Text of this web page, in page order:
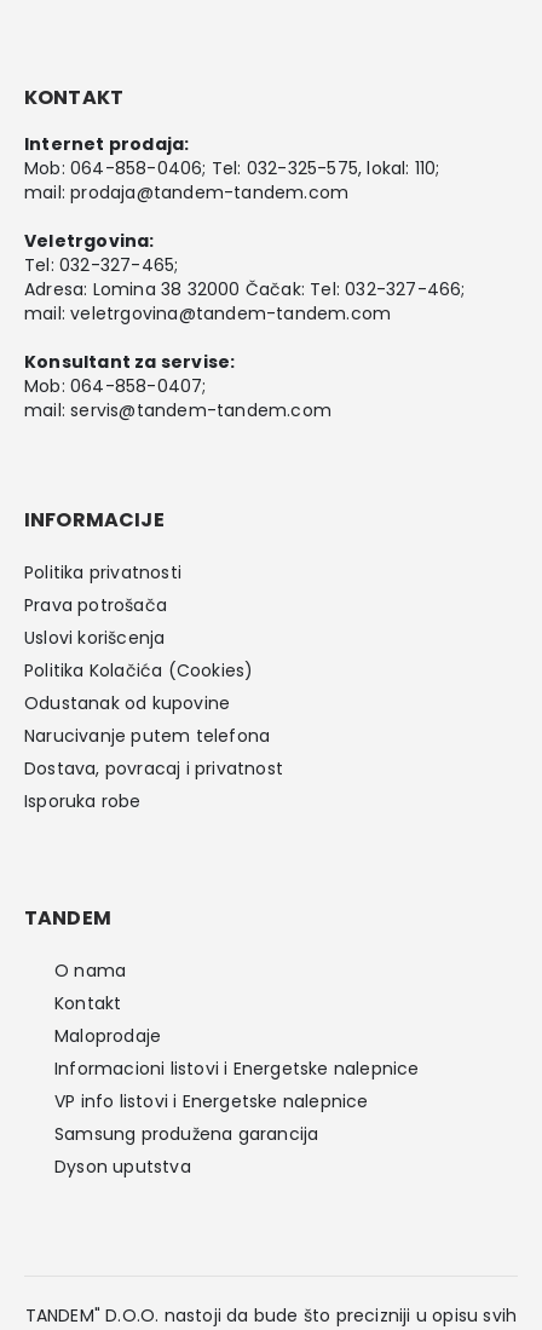
KONTAKT
Internet prodaja:
Mob: 064-858-0406; Tel: 032-325-575, lokal: 110;
mail:prodaja@tandem-tandem.com
Veletrgovina:
Tel: 032-327-465;
Adresa: Lomina 38 32000 Čačak: Tel: 032-327-466;
mail:veletrgovina@tandem-tandem.com
Konsultant za servise:
Mob: 064-858-0407;
mail:servis@tandem-tandem.com
INFORMACIJE
Politika privatnosti
Prava potrošača
Uslovi korišcenja
Politika Kolačića (Cookies)
Odustanak od kupovine
Narucivanje putem telefona
Dostava, povracaj i privatnost
Isporuka robe
TANDEM
O nama
Kontakt
Maloprodaje
Informacioni listovi i Energetske nalepnice
VP info listovi i Energetske nalepnice
Samsung produžena garancija
Dyson uputstva
TANDEM" D.O.O. nastoji da bude što precizniji u opisu svih